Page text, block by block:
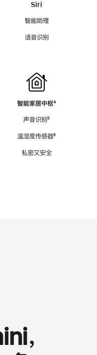
Siri
智能助理
语音识别
智能家居中枢脚
⁴
声音识别脚
⁵
温湿度传感器脚
⁶
私密又安全
，